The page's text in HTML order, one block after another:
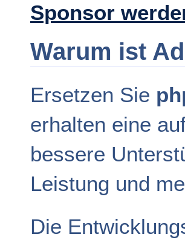
Sponsor
Warum ist
Ersetzen Sie
erhalten eine
bessere
Leistung und
Die